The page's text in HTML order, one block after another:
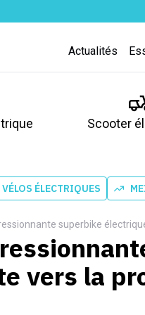
Actualités
Scooter
ÉLECTRIQUES
superbike
vers la